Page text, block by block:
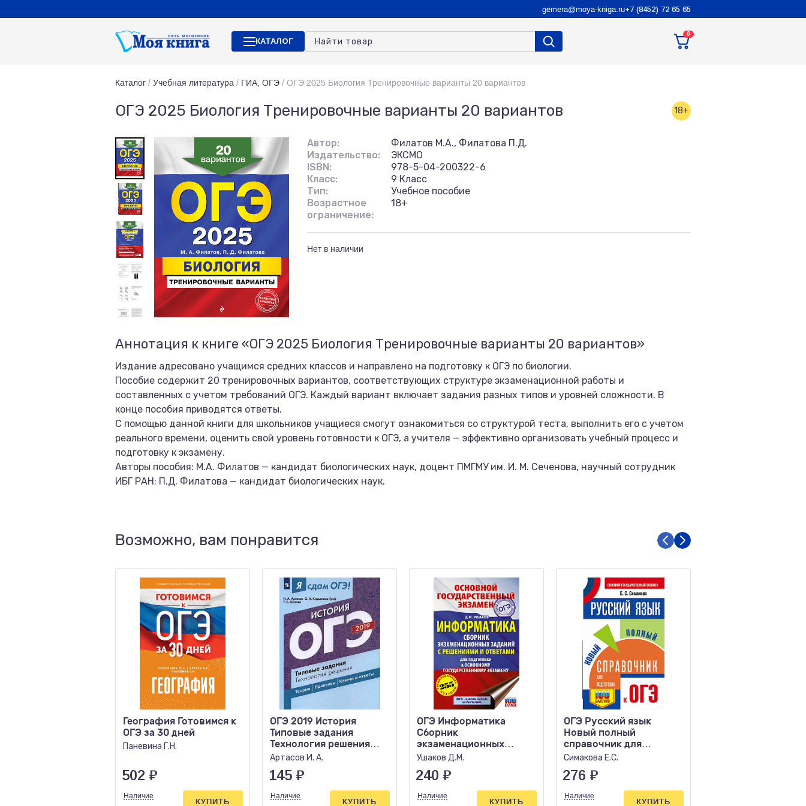
gemera@moya-kniga.ru+7 (8452) 72 65 65
КАТАЛОГ
0
Каталог / Учебная литература / ГИА, ОГЭ / ОГЭ 2025 Биология Тренировочные варианты 20 вариантов
ОГЭ 2025 Биология Тренировочные варианты 20 вариантов 18+
Автор:
Филатов М.А., Филатова П.Д.
Издательство:
ЭКСМО
ISBN:
978-5-04-200322-6
Класс:
9 Класс
Тип:
Учебное пособие
Возрастное
ограничение:
18+
Нет в наличии
Аннотация к книге «ОГЭ 2025 Биология Тренировочные варианты 20 вариантов»
Издание адресовано учащимся средних классов и направлено на подготовку к ОГЭ по биологии.
Пособие содержит 20 тренировочных вариантов, соответствующих структуре экзаменационной работы и
составленных с учетом требований ОГЭ. Каждый вариант включает задания разных типов и уровней сложности. В
конце пособия приводятся ответы.
С помощью данной книги для школьников учащиеся смогут ознакомиться со структурой теста, выполнить его с учетом
реального времени, оценить свой уровень готовности к ОГЭ, а учителя — эффективно организовать учебный процесс и
подготовку к экзамену.
Авторы пособия: М.А. Филатов — кандидат биологических наук, доцент ПМГМУ им. И. М. Сеченова, научный сотрудник
ИБГ РАН; П.Д. Филатова — кандидат биологических наук.
Возможно, вам понравится
География Готовимся к
ОГЭ за 30 дней
Паневина Г.Н.
502 ₽
Наличие
КУПИТЬ
ОГЭ 2019 История
Типовые задания
Технология решения
ФИПИ
Артасов И. А.
145 ₽
Наличие
КУПИТЬ
ОГЭ Информатика
Сборник
экзаменационных
заданий с решениями и
Ушаков Д.М.
240 ₽
Наличие
КУПИТЬ
ОГЭ Русский язык
Новый полный
справочник для
подготовки к ОГЭ (мяг)
Симакова Е.С.
276 ₽
Наличие
КУПИТЬ